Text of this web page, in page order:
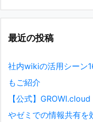
最近の投稿
社内wikiの活用シーン
もご紹介
【公式】
やゼミでの情報共有を